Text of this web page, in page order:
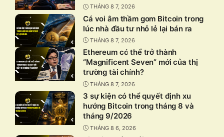
THÁNG 8 7, 2026
Cá voi âm thầm gom Bitcoin trong
lúc nhà đầu tư nhỏ lẻ lại bán ra
THÁNG 8 7, 2026
Ethereum có thể trở thành
“Magnificent Seven” mới của thị
trường tài chính?
THÁNG 8 7, 2026
3 sự kiện có thể quyết định xu
hướng Bitcoin trong tháng 8 và
tháng 9/2026
THÁNG 8 6, 2026